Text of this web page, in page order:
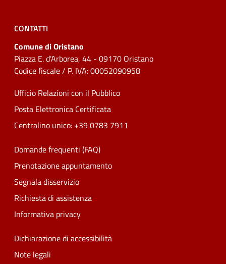
CONTATTI
Comune di Oristano
Piazza E. d'Arborea, 44 - 09170 Oristano
Codice fiscale / P. IVA: 00052090958
Ufficio Relazioni con il Pubblico
Posta Elettronica Certificata
Centralino unico: +39 0783 7911
Domande frequenti (FAQ)
Prenotazione appuntamento
Segnala disservizio
Richiesta di assistenza
Informativa privacy
Dichiarazione di accessibilità
Note legali